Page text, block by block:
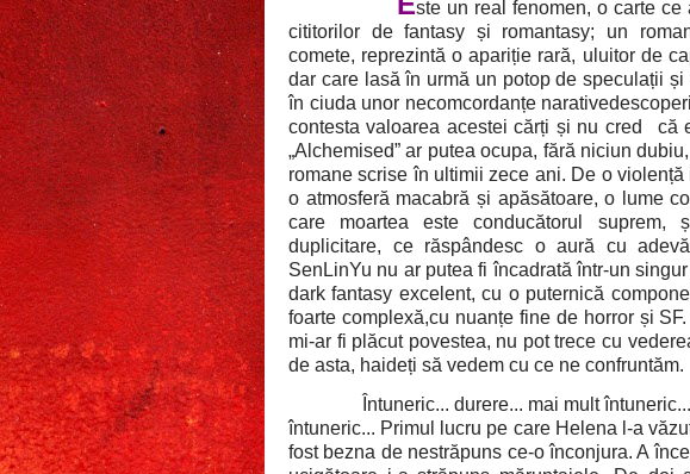
ste un real fenomen, o carte ce
cititorilor de fantasy și romantasy; un
comete, reprezintă o apariție rară, uluitor de
dar care lasă în urmă un potop de speculații și
în ciuda unor necomcordanțe
contesta valoarea acestei cărți și nu cred
că
„Alchemised” ar putea ocupa, fără niciun
romane scrise în ultimii zece ani. De o
o atmosferă macabră și apăsătoare, o lume
care moartea este conducătorul suprem,
duplicitare, ce răspândesc o aură cu
SenLinYu nu ar putea fi încadrată într-un
dark fantasy excelent, cu o puternică
foarte complexă,cu nuanțe fine de horror și
mi-ar fi plăcut povestea, nu pot trece cu
de asta, haideți să vedem cu ce ne confruntăm.
Întuneric... durere... mai mult
întuneric... Primul lucru pe care Helena l-a
fost bezna de nestrăpuns ce-o înconjura. A